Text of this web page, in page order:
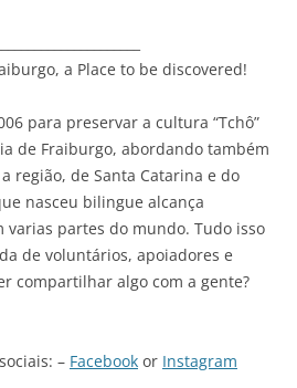
a Place to be discovered!
para preservar a cultura “Tchô”
de Fraiburgo, abordando também
região, de Santa Catarina e do
nasceu bilingue alcança
varias partes do mundo. Tudo isso
de voluntários, apoiadores e
compartilhar algo com a gente?
– Facebook or Instagram